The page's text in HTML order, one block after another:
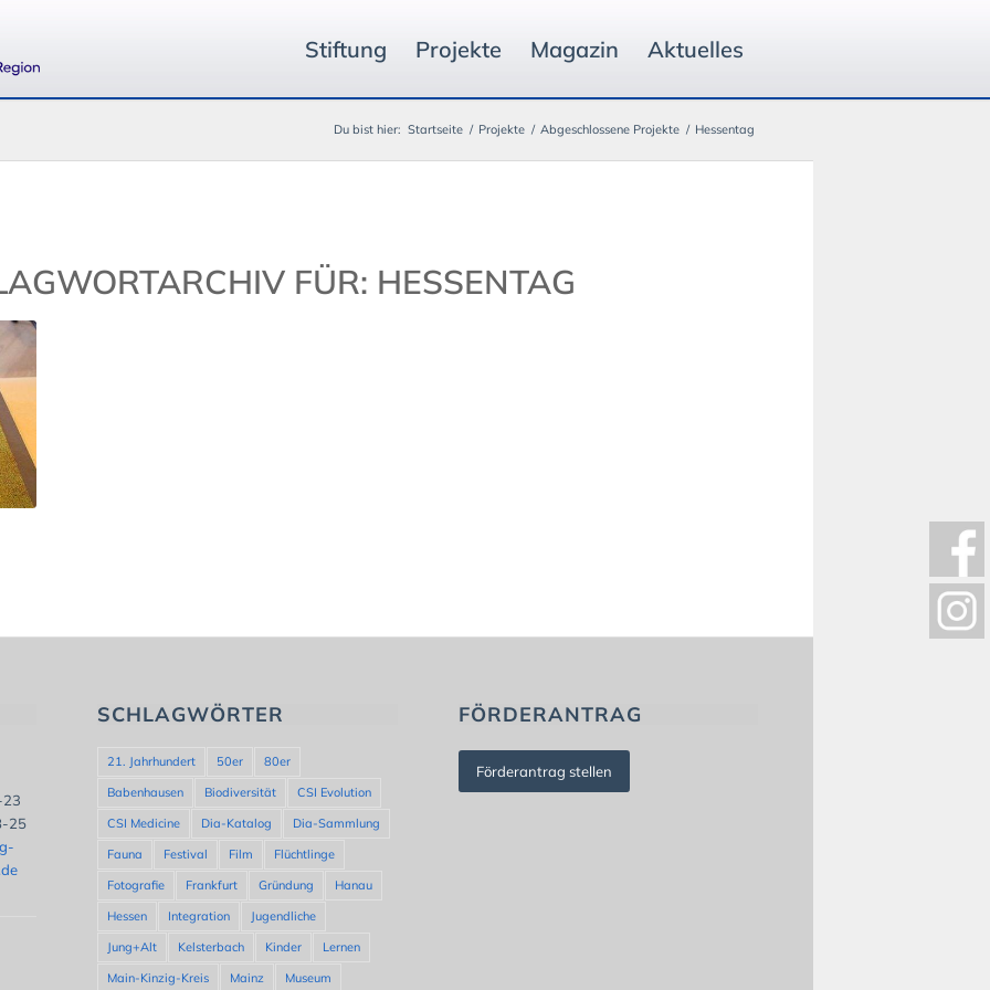
Stiftung Projekte Magazin Aktuelles
Du bist hier: Startseite / Projekte / Abgeschlossene Projekte / Hessentag
FÜR: HESSENTAG
23
25
SCHLAGWÖRTER
21. Jahrhundert 50er
80er
Babenhausen
Biodiversität
CSI Evolution
CSI Medicine
Dia-Katalog
Dia-Sammlung
Fauna
Festival Film
Flüchtlinge
Fotografie
Frankfurt Gründung
Hanau
Hessen
Integration
Jugendliche
Jung+Alt
Kelsterbach Kinder
Lernen
Main-Kinzig-Kreis
Mainz Museum
FÖRDERANTRAG
Förderantrag stellen